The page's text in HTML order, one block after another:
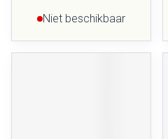
Niet beschikbaar